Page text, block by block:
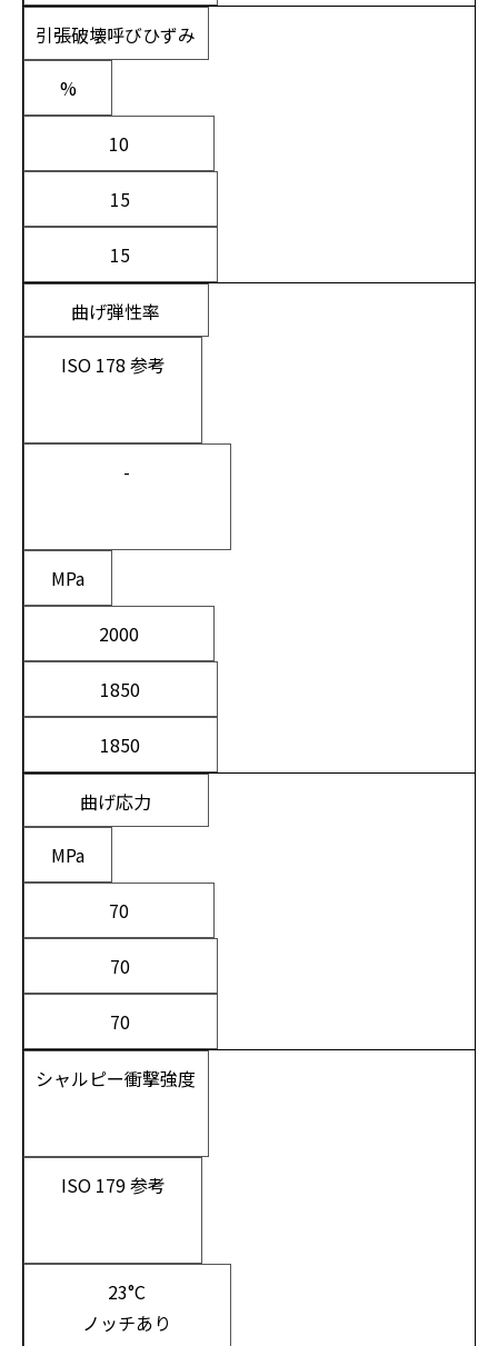
引張破壊呼びひずみ
%
10
15
15
曲げ弾性率
ISO 178 参考
-
MPa
2000
1850
1850
曲げ応力
MPa
70
70
70
シャルピー衝撃強度
ISO 179 参考
23°C
ノッチあり